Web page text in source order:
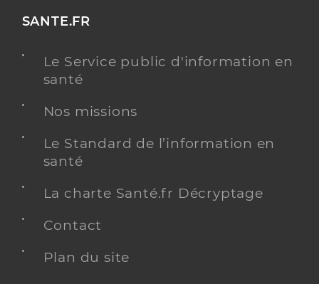
SANTE.FR
Le Service public d'information en
santé
Nos missions
Le Standard de l’information en
santé
La charte Santé.fr Décryptage
Contact
Plan du site